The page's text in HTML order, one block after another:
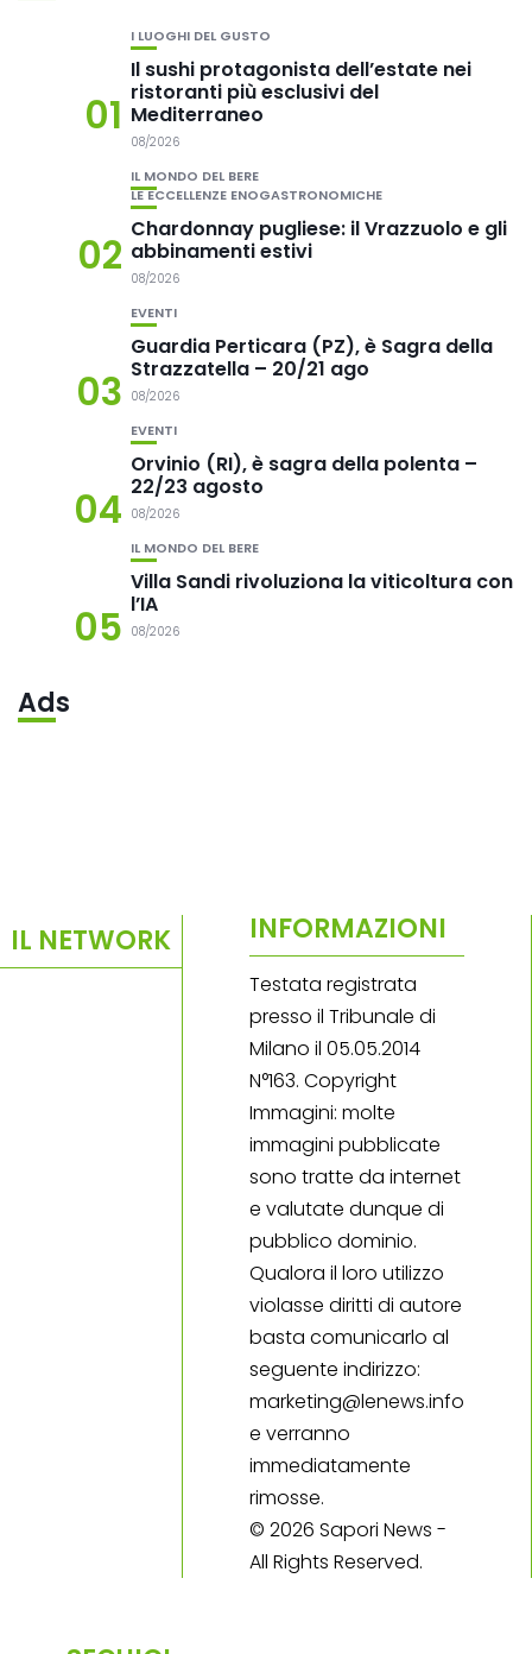
01
I LUOGHI DEL GUSTO
Il sushi protagonista dell’estate nei
ristoranti più esclusivi del
Mediterraneo
08/2026
02
IL MONDO DEL BERE
LE ECCELLENZE ENOGASTRONOMICHE
Chardonnay pugliese: il Vrazzuolo e gli
abbinamenti estivi
08/2026
03
EVENTI
Guardia Perticara (PZ), è Sagra della
Strazzatella – 20/21 ago
08/2026
04
EVENTI
Orvinio (RI), è sagra della polenta –
22/23 agosto
08/2026
05
IL MONDO DEL BERE
Villa Sandi rivoluziona la viticoltura con
l’IA
08/2026
Ads
IL NETWORK INFORMAZIONI
Testata registrata
presso il Tribunale di
Milano il 05.05.2014
N°163. Copyright
Immagini: molte
immagini pubblicate
sono tratte da internet
e valutate dunque di
pubblico dominio.
Qualora il loro utilizzo
violasse diritti di autore
basta comunicarlo al
seguente indirizzo:
marketing@lenews.info
e verranno
immediatamente
rimosse.
© 2026 Sapori News -
All Rights Reserved.